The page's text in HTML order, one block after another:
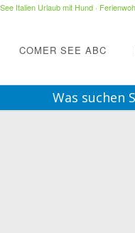
Italien Urlaub mit Hund·
COMER SEE ABC
Was suchen